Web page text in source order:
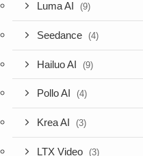
Luma AI (9)
Seedance (4)
Hailuo AI (9)
Pollo AI (4)
Krea AI (3)
LTX Video (3)